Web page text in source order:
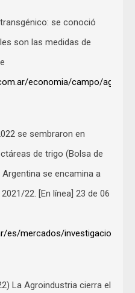
se conoció
son las medidas de
economia/campo/
se sembraron en
de trigo (Bolsa de
se encamina a
22. [En línea] 23 de 06
es/mercados/investigacion-
La Agroindustria cierra el